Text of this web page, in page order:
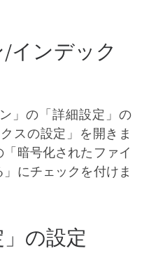
/インデック
」の「詳細設定」の
スの設定」を開きま
暗号化されたファイ
にチェックを付けま
」の設定